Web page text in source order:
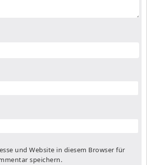
und Website in diesem Browser für
speichern.